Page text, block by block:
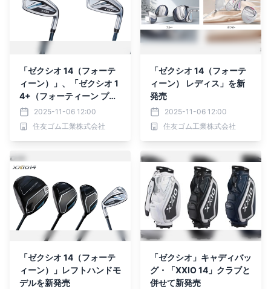
「ゼクシオ 14（フォーテ
ィーン）」、「ゼクシオ 1
4+（フォーティーン プラ
ス）」アイアンを新発売
2025-11-06 12:00
住友ゴム工業株式会社
「ゼクシオ 14（フォーテ
ィーン） レディス」を新
発売
2025-11-06 12:00
住友ゴム工業株式会社
「ゼクシオ 14（フォーテ
ィーン）」レフトハンドモ
デルを新発売
「ゼクシオ」キャディバッ
グ・「XXIO 14」クラブと
併せて新発売